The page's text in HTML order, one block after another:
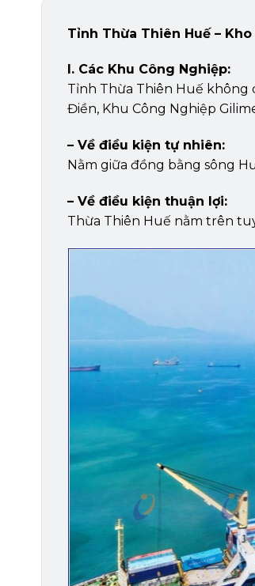
Tỉnh Thừa Thiên Huế –
I. Các Khu Công Nghiệp:
Tỉnh Thừa Thiên Huế không
Điền, Khu Công Nghiệp
– Về điều kiện tự nhiên:
Nằm giữa đồng bằng sông
– Về điều kiện thuận lợi:
Thừa Thiên Huế nằm trên